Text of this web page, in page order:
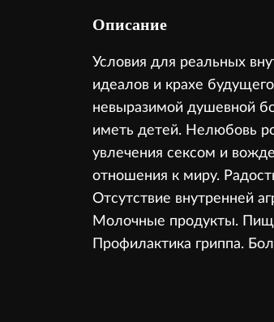
Описание
Условия для реальных
идеалов и крахе
невыразимой душевной
иметь детей. Нелюбовь
увлечения сексом и
отношения к миру.
Отсутствие внутренней
Молочные продукты.
Профилактика гриппа.